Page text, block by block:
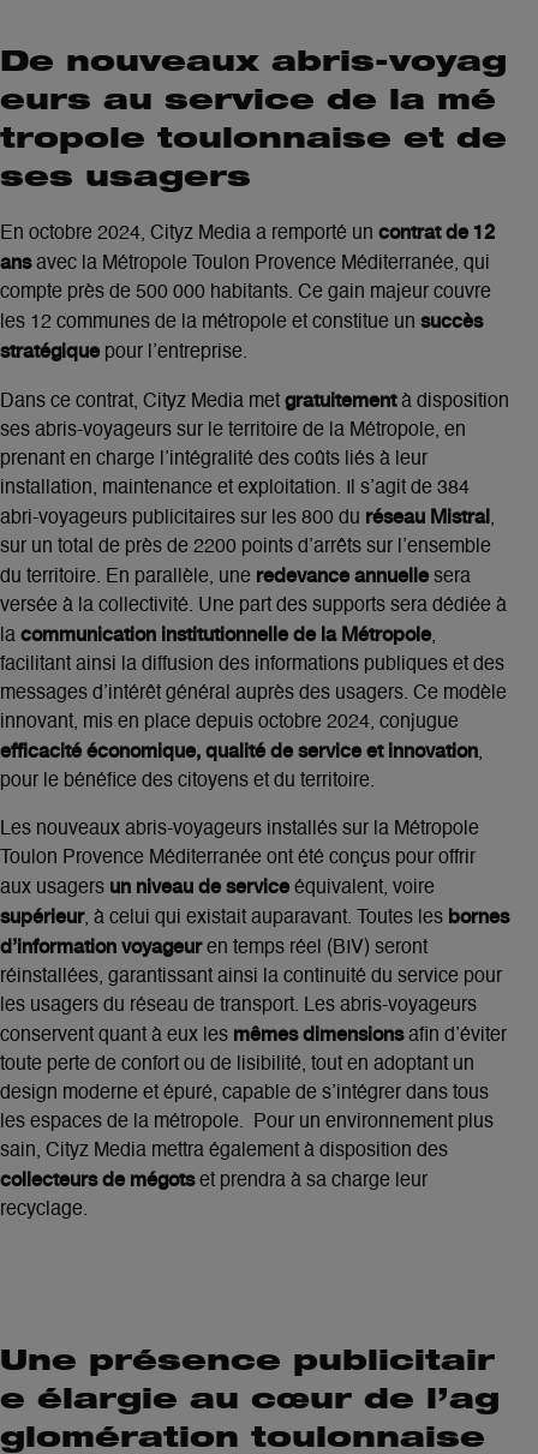
De nouveaux abris-voyag
eurs au service de la mé
tropole toulonnaise et de
ses usagers
En octobre 2024, Cityz Media a remporté un contrat de 12
ansavec la Métropole Toulon Provence Méditerranée, qui
compte près de 500 000 habitants. Ce gain majeur couvre
les 12 communes de la métropole et constitue un succès
stratégique pour l’entreprise.
Dans ce contrat, Cityz Media met gratuitementà disposition
ses abris-voyageurs sur le territoire de la Métropole, en
prenant en charge l’intégralité des coûts liés à leur
installation, maintenance et exploitation. Il s’agit de 384
abri-voyageurs publicitaires sur les 800 du réseau Mistral,
sur un total de près de 2200 points d’arrêts sur l’ensemble
du territoire. En parallèle, une redevance annuelle sera
versée à la collectivité. Une part des supports sera dédiée à
la communication institutionnelle de la Métropole,
facilitant ainsi la diffusion des informations publiques et des
messages d’intérêt général auprès des usagers. Ce modèle
innovant, mis en place depuis octobre 2024, conjugue
efficacité économique, qualité de service et innovation,
pour le bénéfice des citoyens et du territoire.
Les nouveaux abris-voyageurs installés sur la Métropole
Toulon Provence Méditerranée ont été conçus pour offrir
aux usagers un niveau de service équivalent, voire
supérieur, à celui qui existait auparavant. Toutes les bornes
d’information voyageuren temps réel (BIV) seront
réinstallées, garantissant ainsi la continuité du service pour
les usagers du réseau de transport. Les abris-voyageurs
conservent quant à eux les mêmes dimensionsafin d’éviter
toute perte de confort ou de lisibilité, tout en adoptant un
design moderne et épuré, capable de s’intégrer dans tous
les espaces de la métropole. Pour un environnement plus
sain, Cityz Media mettra également à disposition des
collecteurs de mégotset prendra à sa charge leur
recyclage.
Une présence publicitair
e élargie au cœur de l’ag
glomération toulonnaise